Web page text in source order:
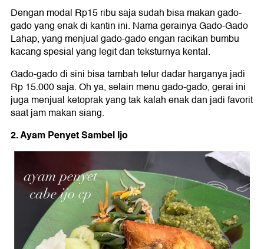
Dengan modal Rp15 ribu saja sudah bisa makan gado-
gado yang enak di kantin ini. Nama gerainya Gado-Gado
Lahap, yang menjual gado-gado engan racikan bumbu
kacang spesial yang legit dan teksturnya kental.
Gado-gado di sini bisa tambah telur dadar harganya jadi
Rp 15.000 saja. Oh ya, selain menu gado-gado, gerai ini
juga menjual ketoprak yang tak kalah enak dan jadi favorit
saat jam makan siang.
2. Ayam Penyet Sambel Ijo